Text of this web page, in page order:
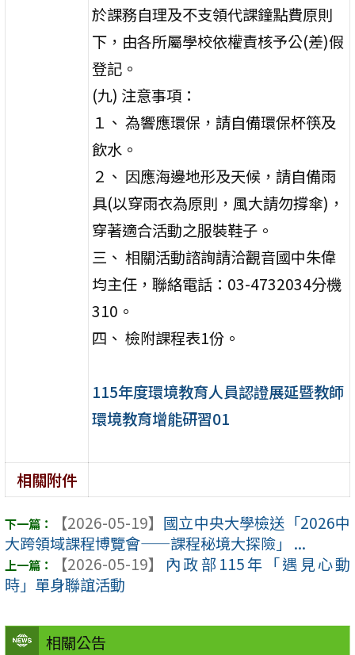
相關公告
於課務自理及不支領代課鐘點費原則
下，由各所屬學校依權責核予公(差)假
登記。
(九) 注意事項：
１、 為響應環保，請自備環保杯筷及
飲水。
２、 因應海邊地形及天候，請自備雨
具(以穿雨衣為原則，風大請勿撐傘)，
穿著適合活動之服裝鞋子。
三、 相關活動諮詢請洽觀音國中朱偉
均主任，聯絡電話：03-4732034分機
310。
四、 檢附課程表1份。
115年度環境教育人員認證展延暨教師
環境教育增能研習01
相關附件
【2026-05-19】 國立中央大學檢送「2026中
大跨領域課程博覽會——課程秘境大探險」 ...
【2026-05-19】
內政部115年「遇見心動
時」單身聯誼活動